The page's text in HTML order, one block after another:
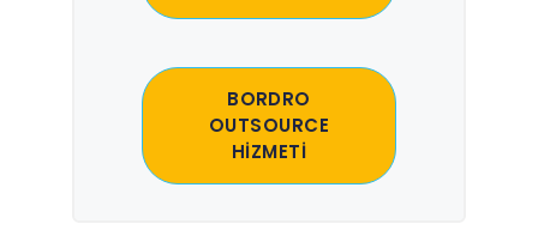
BORDRO
OUTSOURCE
HİZMETİ